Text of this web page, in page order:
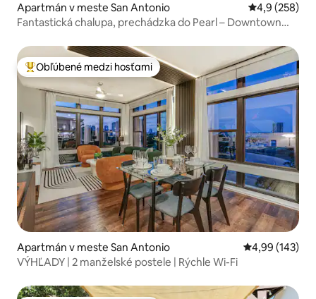
Apartmán v meste San Antonio Priemerné
4,9 (258)
Fantastická chalupa, prechádzka do Pearl – Downtown
Najobľúbenejšie medzi hosťami
Obľúbené medzi hosťami
Apartmán v meste San Antonio Priemerné
4,99 (143)
VÝHĽADY | 2 manželské postele | Rýchle Wi-Fi